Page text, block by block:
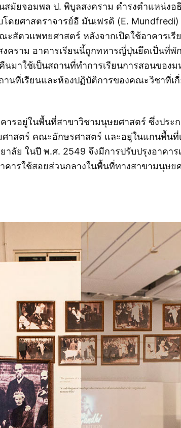
มัยจอมพล ป. พิบูลสงคราม ดำรงตำแหน่งอ
ดยศาสตราจารย์อี มันเฟรดิ (E.
ะสัตวแพทยศาสตร์ หลังจากเปิดใช้อาคารเ
งคราม อาคารเรียนนี้ถูกทหารญี่ปุ่นยึดเป็นที่พั
มาใช้เป็นสถานที่ทำการเรียนการสอนของ
านที่เรียนและห้องปฏิบัติการของคณะวิชาที่เ
ารอยู่ในพื้นที่สาขาวิชามนุษยศาสตร์ ซึ่งประ
าสตร์ คณะอักษรศาสตร์ และอยู่ในแกนพื้นที่
ลัย ในปี พ.ศ. 2549 จึงมีการปรับปรุงอาคาร
าคารใช้สอยส่วนกลางในพื้นที่ทางสาขามนุษย